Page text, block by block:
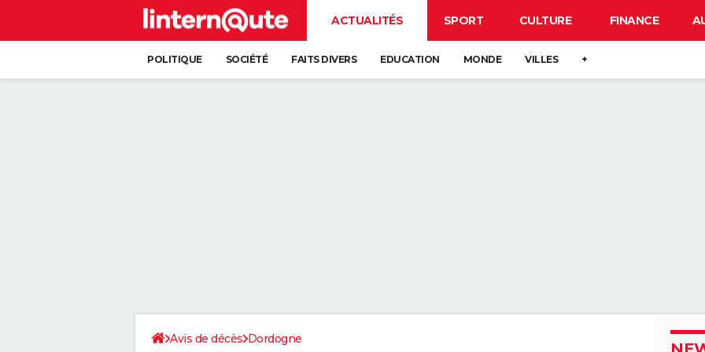
ACTUALITÉS SPORT CULTURE FINANCE
POLITIQUE SOCIÉTÉ FAITS DIVERS EDUCATION MONDE VILLES +
Avis de décès Dordogne